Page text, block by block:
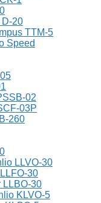
20
TTM-5
Speed
02
03P
260
LLVO-30
30
LLBO-30
KLVO-5